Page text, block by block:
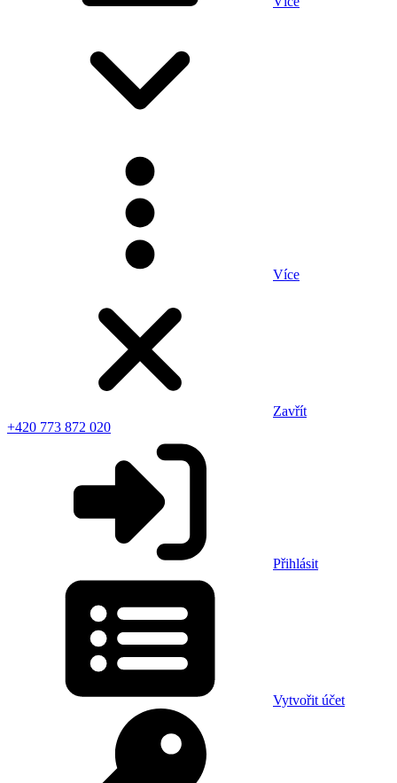
Více
Zavřít
+420 773 872 020
Přihlásit
Vytvořit účet